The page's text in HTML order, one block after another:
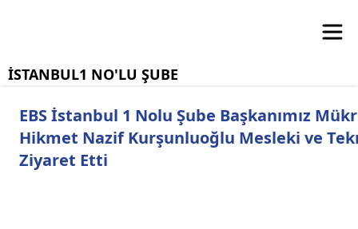
İSTANBUL1 NO'LU ŞUBE
EBS İstanbul 1 Nolu Şube Başkanımız
Hikmet Nazif Kurşunluoğlu Mesleki ve
Ziyaret Etti